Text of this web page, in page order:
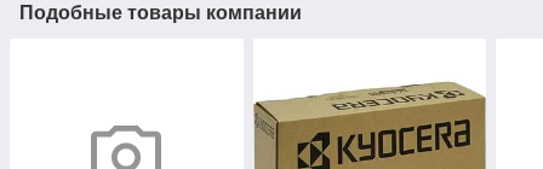
Подобные товары компании